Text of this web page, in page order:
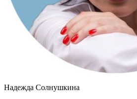
Надежда Солнушкина